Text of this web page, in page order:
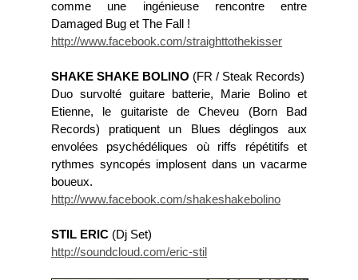
comme une ingénieuse rencontre entre
Damaged Bug et The Fall !
http://www.facebook.com/straighttothekisser
SHAKE SHAKE BOLINO (FR / Steak Records)
Duo survolté guitare batterie, Marie Bolino et
Etienne, le guitariste de Cheveu (Born Bad
Records) pratiquent un Blues déglingos aux
envolées psychédéliques où riffs répétitifs et
rythmes syncopés implosent dans un vacarme
boueux.
http://www.facebook.com/shakeshakebolino
STIL ERIC (Dj Set)
http://soundcloud.com/eric-stil